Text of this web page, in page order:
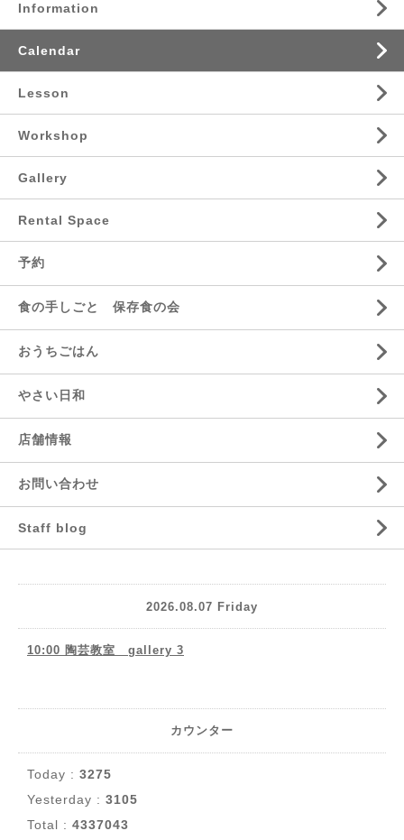
Information
Calendar
Lesson
Workshop
Gallery
Rental Space
予約
食の手しごと 保存食の会
おうちごはん
やさい日和
店舗情報
お問い合わせ
Staff blog
2026.08.07 Friday
10:00 陶芸教室 gallery 3
カウンター
Today : 3275
Yesterday : 3105
Total : 4337043